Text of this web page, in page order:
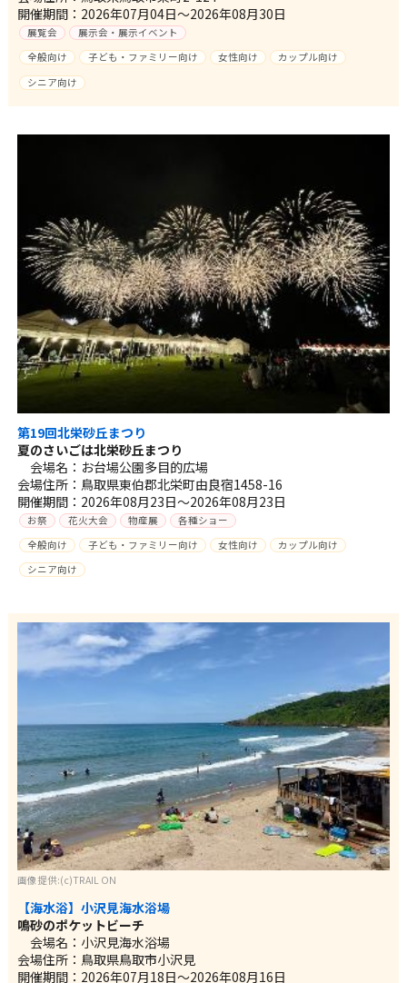
開催期間：2026年07月04日～2026年08月30日
展覧会
展示会・展示イベント
全般向け
子ども・ファミリー向け 女性向け
カップル向け
シニア向け
第19回北栄砂丘まつり
夏のさいごは北栄砂丘まつり
会場名：お台場公園多目的広場
会場住所：鳥取県東伯郡北栄町由良宿1458-16
開催期間：2026年08月23日～2026年08月23日
お祭 花火大会 物産展
各種ショー
全般向け
子ども・ファミリー向け 女性向け
カップル向け
シニア向け
画像提供:(c)TRAIL ON
【海水浴】小沢見海水浴場
鳴砂のポケットビーチ
会場名：小沢見海水浴場
会場住所：鳥取県鳥取市小沢見
開催期間：2026年07月18日～2026年08月16日